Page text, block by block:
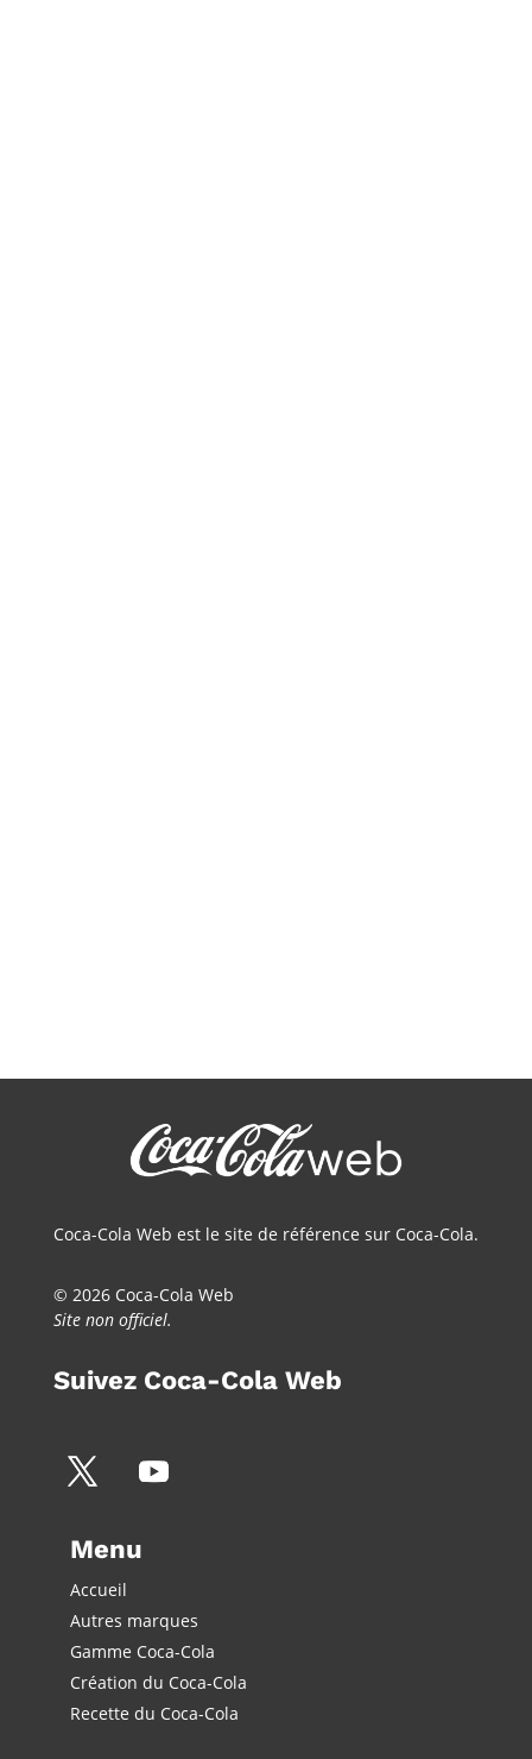
Coca-Cola Web est le site de référence sur Coca-Cola.
© 2026 Coca-Cola Web
Site non officiel.
Suivez Coca-Cola Web
Menu
Accueil
Autres marques
Gamme Coca-Cola
Création du Coca-Cola
Recette du Coca-Cola